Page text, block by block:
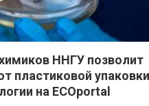
ННГУ позволит
пластиковой
на ECOportal